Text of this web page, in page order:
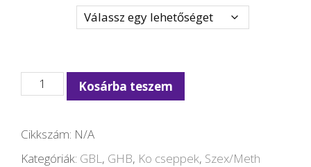
GBL
mennyiség
Kosárba teszem
Cikkszám: N/A
Kategóriák: GBL, GHB, Ko cseppek, Szex/Meth